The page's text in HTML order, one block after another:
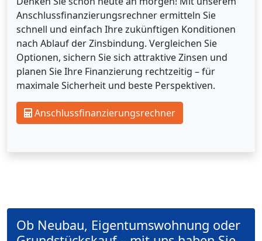
Anschlussfinanzierungsrechner ermitteln Sie
schnell und einfach Ihre zukünftigen Konditionen
nach Ablauf der Zinsbindung. Vergleichen Sie
Optionen, sichern Sie sich attraktive Zinsen und
planen Sie Ihre Finanzierung rechtzeitig – für
maximale Sicherheit und beste Perspektiven.
Anschlussfinanzierungsrechner
Ob Neubau, Eigentumswohnung oder